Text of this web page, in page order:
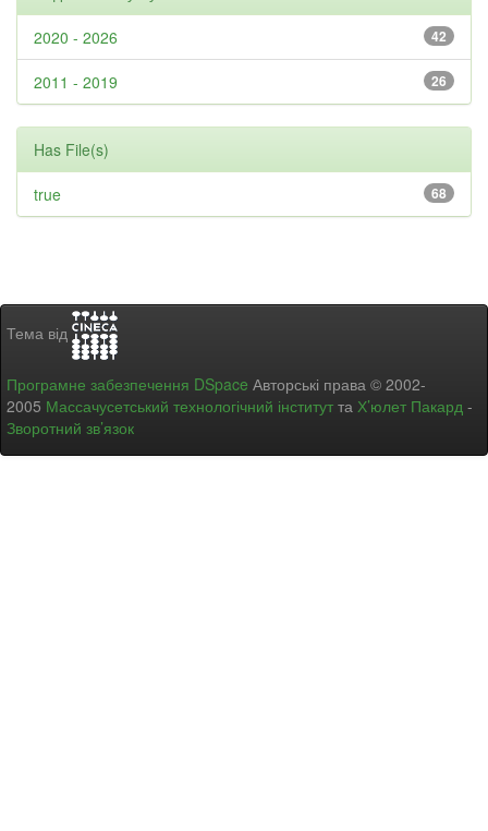
42
2020 - 2026
26
2011 - 2019
Has File(s)
68
true
Тема від
Програмне забезпечення DSpace Авторські права © 2002-
2005 Массачусетський технологічний інститут та Х’юлет Пакард -
Зворотний зв’язок